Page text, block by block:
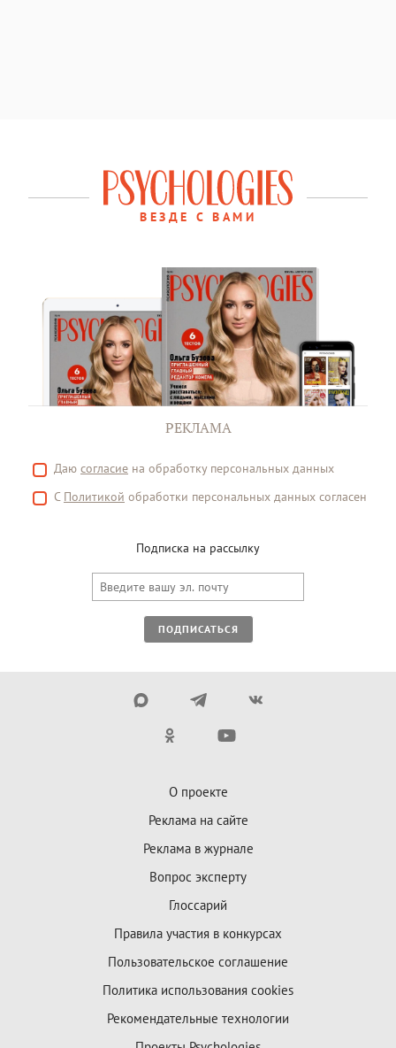
ВЕЗДЕ С ВАМИ
РЕКЛАМА
Даю согласие на обработку персональных данных
С Политикой обработки персональных данных согласен
Подписка на рассылку
ПОДПИСАТЬСЯ
О проекте
Реклама на сайте
Реклама в журнале
Вопрос эксперту
Глоссарий
Правила участия в конкурсах
Пользовательское соглашение
Политика использования cookies
Рекомендательные технологии